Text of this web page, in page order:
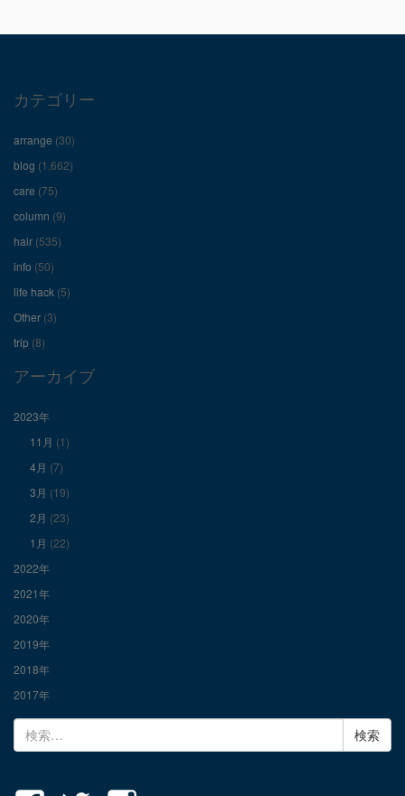
ロ
フ
ィ
ー
ル
を
Facebook
で
示
カテゴリー
arrange (30)
blog (1,662)
care (75)
column (9)
hair (535)
info (50)
life hack (5)
Other (3)
trip (8)
アーカイブ
2023年
11月 (1)
4月 (7)
3月 (19)
2月 (23)
1月 (22)
2022年
2021年
2020年
2019年
2018年
2017年
検
索: